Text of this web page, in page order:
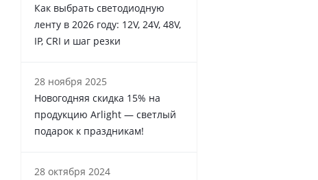
Как выбрать светодиодную
ленту в 2026 году: 12V, 24V, 48V,
IP, CRI и шаг резки
28 ноября 2025
Новогодняя скидка 15% на
продукцию Arlight — светлый
подарок к праздникам!
28 октября 2024